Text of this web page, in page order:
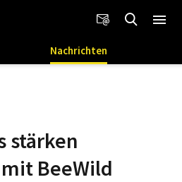
Nachrichten
stärken
BeeWild